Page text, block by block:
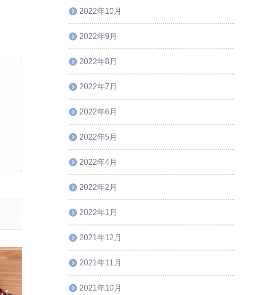
2022年10月
2022年9月
2022年8月
2022年7月
2022年6月
2022年5月
2022年4月
2022年2月
2022年1月
2021年12月
2021年11月
2021年10月